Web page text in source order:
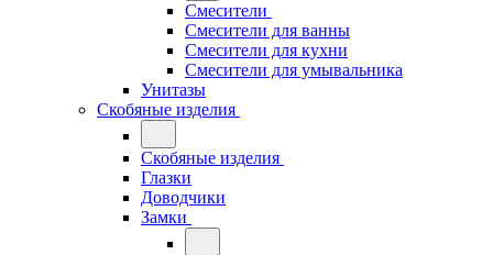
Смесители
Смесители для ванны
Смесители для кухни
Смесители для умывальника
Унитазы
Скобяные изделия
Скобяные изделия
Глазки
Доводчики
Замки